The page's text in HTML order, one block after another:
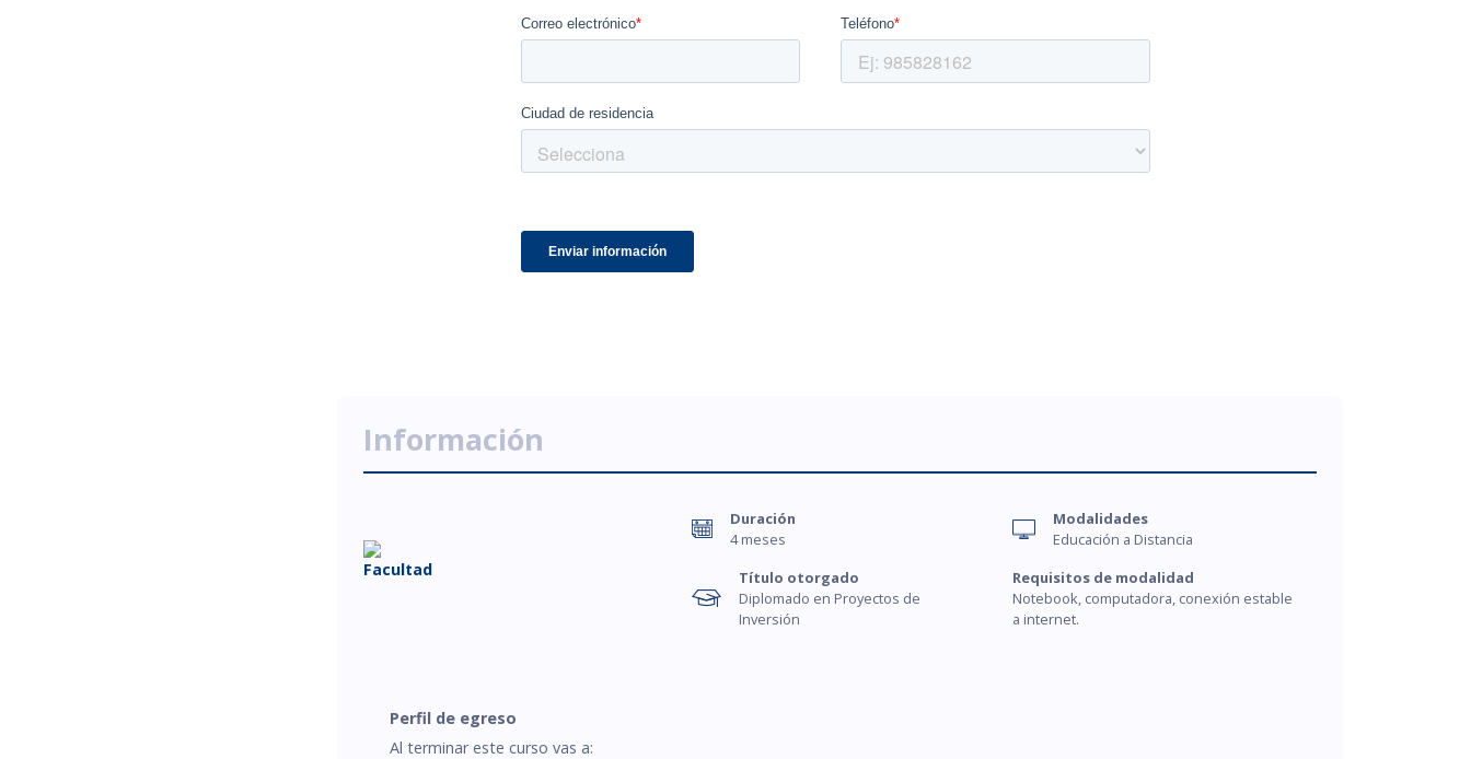
Información
Duración
4 meses
Modalidades
Educación a Distancia
Título otorgado
Diplomado en Proyectos de
Inversión
Requisitos de modalidad
Notebook, computadora, conexión estable
a internet.
Perfil de egreso
Al terminar este curso vas a: